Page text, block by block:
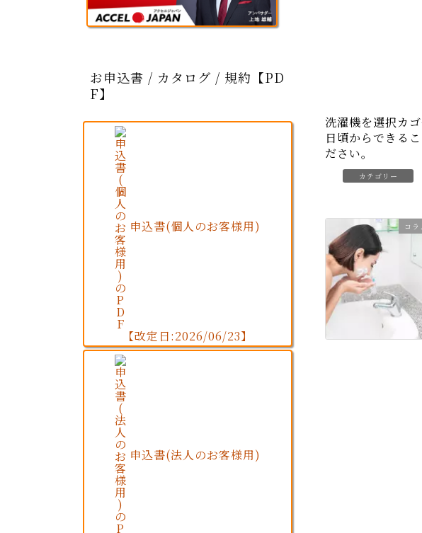
洗濯機を選択カ
日頃からできる
ださい。
カテゴリー
コラ
お申込書 / カタログ / 規約【PD
F】
申込書(個人のお客様用)
【改定日:2026/06/23】
申込書(法人のお客様用)